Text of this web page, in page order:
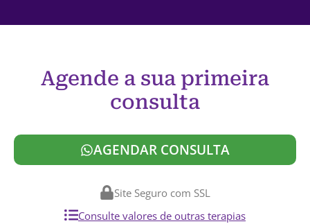
Agende a sua primeira
consulta
AGENDAR CONSULTA
Site Seguro com SSL
Consulte valores de outras terapias